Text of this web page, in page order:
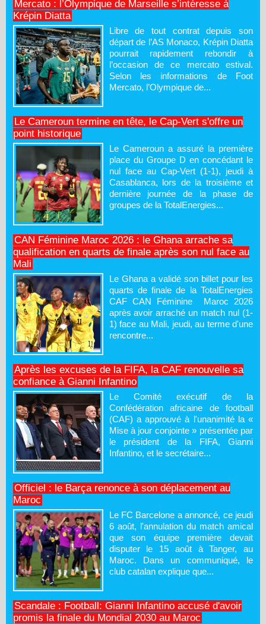
Mercato : l’Olympique de Marseille s’intéresse à
Krépin Diatta
Libre de tout contrat depuis son
départ de l’AS Monaco, Krépin Diatta
pourrait rapidement rebondir à
l’occasion de ce mercato estival.
Selon les informations de Foot
Mercato, l’Olympique de...
Le Cameroun termine en tête, le Cap-Vert s'offre un
point historique
Le Cameroun a assuré la première
place du Groupe D en concédant le
nul face au Cap-Vert (1-1), jeudi à
Casablanca, lors de la troisième et
dernière journée de la phase de
groupes de la TotalEnergies...
CAN Féminine Maroc 2026 : le Ghana arrache sa
qualification en quarts de finale après son nul face au
Mali
Le Ghana a validé son billet pour les
quarts de finale de la TotalEnergies
CAF CAN Féminine Maroc 2026
après avoir arraché un match nul (1-
1) face au Mali, jeudi, au terme d'une
rencontre...
Après les excuses de la FIFA, la CAF renouvelle sa
confiance à Gianni Infantino
Le Comité exécutif de la
Confédération africaine de football
(CAF) a approuvé à l'unanimité la «
Mise à jour conjointe » présentée par
le président de la FIFA, Gianni
Infantino, et le secrétaire...
Officiel : le Barça renonce à son déplacement au
Maroc
Le FC Barcelone a annoncé, ce jeudi
6 août, l'annulation du match amical
que son équipe première devait
disputer le 15 août à Tanger, au
Maroc. Dans un communiqué, le
club catalan explique que...
Scandale : Football: Gianni Infantino accusé d'avoir
promis la finale du Mondial 2030 au Maroc